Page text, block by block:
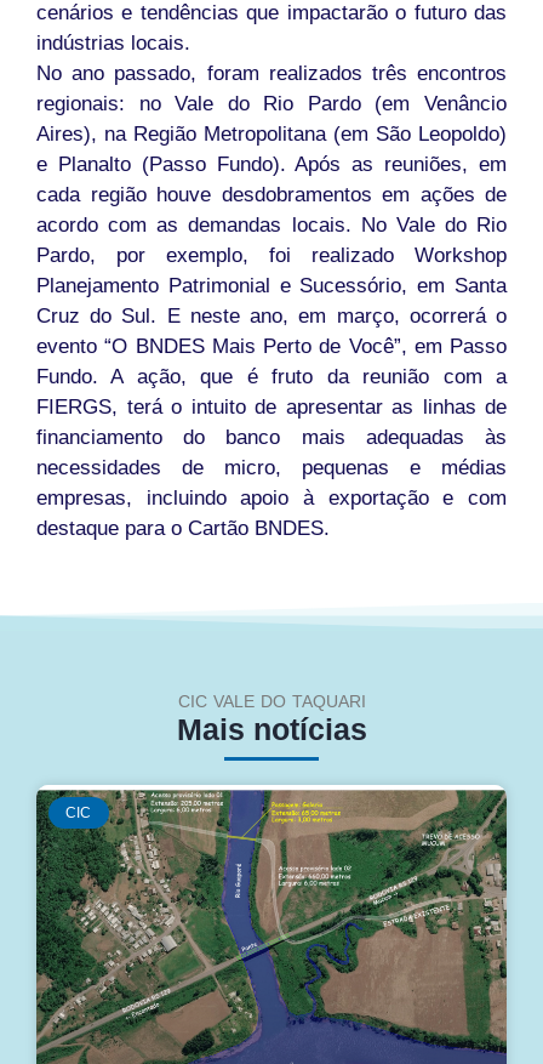
cenários e tendências que impactarão o futuro das
indústrias locais.
No ano passado, foram realizados três encontros
regionais: no Vale do Rio Pardo (em Venâncio
Aires), na Região Metropolitana (em São Leopoldo)
e Planalto (Passo Fundo). Após as reuniões, em
cada região houve desdobramentos em ações de
acordo com as demandas locais. No Vale do Rio
Pardo, por exemplo, foi realizado Workshop
Planejamento Patrimonial e Sucessório, em Santa
Cruz do Sul. E neste ano, em março, ocorrerá o
evento “O BNDES Mais Perto de Você”, em Passo
Fundo. A ação, que é fruto da reunião com a
FIERGS, terá o intuito de apresentar as linhas de
financiamento do banco mais adequadas às
necessidades de micro, pequenas e médias
empresas, incluindo apoio à exportação e com
destaque para o Cartão BNDES.
CIC VALE DO TAQUARI
Mais notícias
CIC